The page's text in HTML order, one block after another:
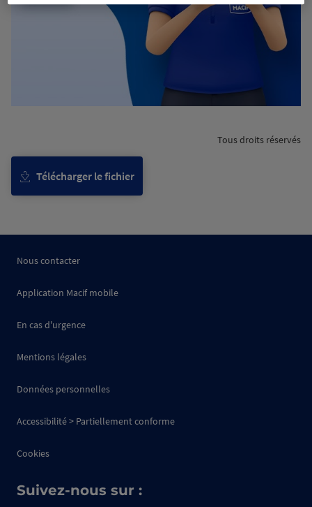
Télécharger le fichier
Tous droits réservés
Nous contacter
Application Macif mobile
En cas d'urgence
Mentions légales
Données personnelles
Accessibilité > Partiellement conforme
Cookies
Suivez-nous sur :